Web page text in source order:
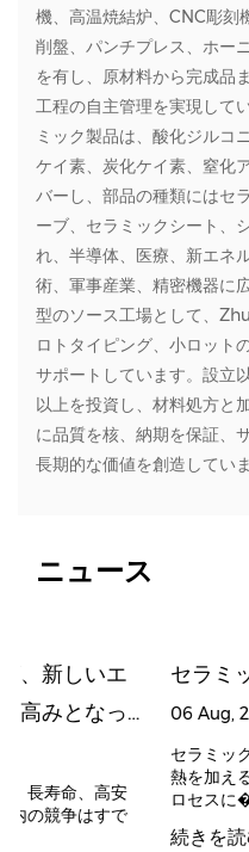
機、高温焼結炉、CNC彫刻
削盤、パンチプレス、ホー
を有し、原材料から完成品
工程の自主管理を実現して
ミック製品は、酸化ジルコ
ケイ素、炭化ケイ素、窒化
バーし、部品の種類にはセ
ーブ、セラミックシート、
れ、半導体、医療、新エネ
術、軍事産業、精密機器に
型のソース工場として、
ロトタイピング、小ロット
サポートしています。設立
以上を投資し、材料処方と
に品質を核、納期を保証、
長期的な価値を創造していま
ニュース
セラミックス材料の
06 Aug, 2026
セラミック材料とは何ですか?簡単な
熱を加えることで形成さ
ロセスに�